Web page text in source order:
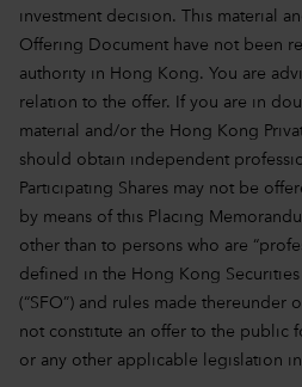
investment decision. This material
Offering Document have not been
authority in Hong Kong. You are
relation to the offer. If you are in
material and/or the Hong Kong
should obtain independent
Participating Shares may not be
by means of this Placing
other than to persons who are
defined in the Hong Kong
(“SFO”) and rules made thereunder
not constitute an offer to the public
or any other applicable legislation